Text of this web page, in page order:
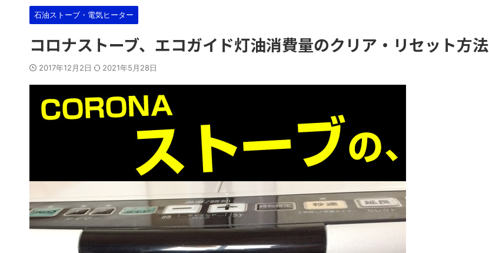
石油ストーブ・電気ヒーター
コロナストーブ、エコガイド灯油消費量のクリア・リセット方法
2017年12月2日 2021年5月28日